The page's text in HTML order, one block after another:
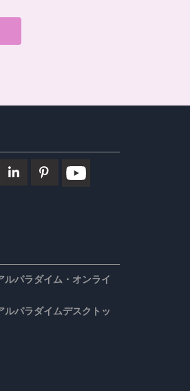
ルパラダイム・オンライ
ルパラダイムデスクトッ